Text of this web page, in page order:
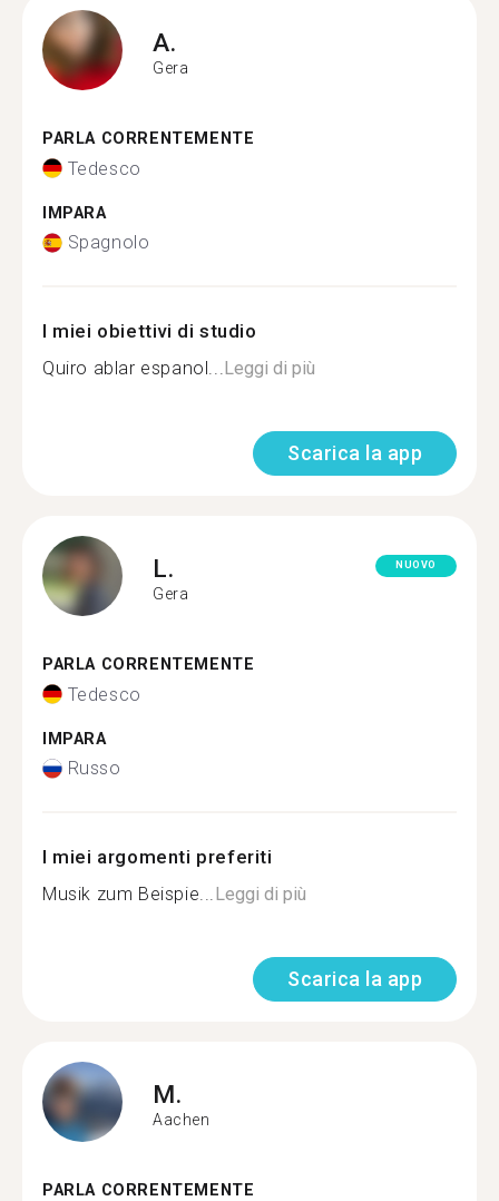
A.
Gera
PARLA CORRENTEMENTE
Tedesco
IMPARA
Spagnolo
I miei obiettivi di studio
Quiro ablar espanol...Leggi di più
Scarica la app
L.
Gera
NUOVO
PARLA CORRENTEMENTE
Tedesco
IMPARA
Russo
I miei argomenti preferiti
Musik zum Beispie...Leggi di più
Scarica la app
M.
Aachen
PARLA CORRENTEMENTE